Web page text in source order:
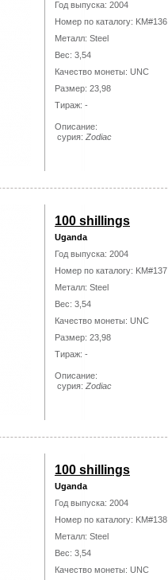
Год выпуска: 2004
Номер по каталогу: KM#136
Металл: Steel
Вес: 3,54
Качество монеты: UNC
Размер: 23,98
Тираж: -
Описание:
сурия: Zodiac
100 shillings
Uganda
Год выпуска: 2004
Номер по каталогу: KM#137
Металл: Steel
Вес: 3,54
Качество монеты: UNC
Размер: 23,98
Тираж: -
Описание:
сурия: Zodiac
100 shillings
Uganda
Год выпуска: 2004
Номер по каталогу: KM#138
Металл: Steel
Вес: 3,54
Качество монеты: UNC